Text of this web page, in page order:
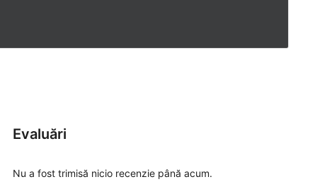
Evaluări
Nu a fost trimisă nicio recenzie până acum.